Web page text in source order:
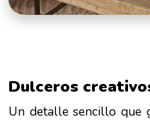
Dulceros
Un detalle sencillo que